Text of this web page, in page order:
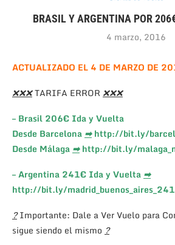
BRASIL Y ARGENTINA POR
4 marzo, 2016
ACTUALIZADO EL 4 DE MARZO DE
❌❌❌TARIFA ERROR ❌❌❌
– Brasil 206€ Ida y Vuelta
Desde Barcelona ➡ http://bit.ly/
Desde Málaga ➡ http://bit.ly/
– Argentina 241€ Ida y Vuelta ➡
http://bit.ly/madrid_buenos_aires_241
?Importante: Dale a Ver Vuelo para
sigue siendo el mismo ?